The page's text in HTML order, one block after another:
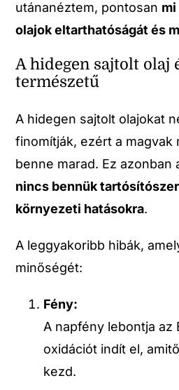
utánanéztem, pontosan
olajok eltarthatóságát és
A hidegen sajtolt olaj
természetű
A hidegen sajtolt olajokat
finomítják, ezért a magvak
benne marad. Ez azonban
nincs bennük tartósítószer
környezeti hatásokra.
A leggyakoribb hibák,
minőségét:
Fény:
A napfény lebontja az
oxidációt indít el,
kezd.